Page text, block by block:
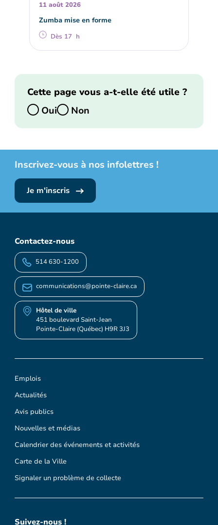
11 août 2026
Zumba mise en forme
Dès 17 h
Cette page vous a-t-elle été utile ?
Oui
Non
Inscrivez-vous à nos infolettres !
Je m'inscris
Emplois
Actualités
Avis publics
Nouvelles et médias
Calendrier des événements et activités
Carte de la Ville
Signaler un problème de collecte
Contactez-nous
514 630-1200
communications@pointe-claire.ca
Hôtel de ville
451 boulevard Saint-Jean
Pointe-Claire (Québec) H9R 3J3
Suivez-nous !